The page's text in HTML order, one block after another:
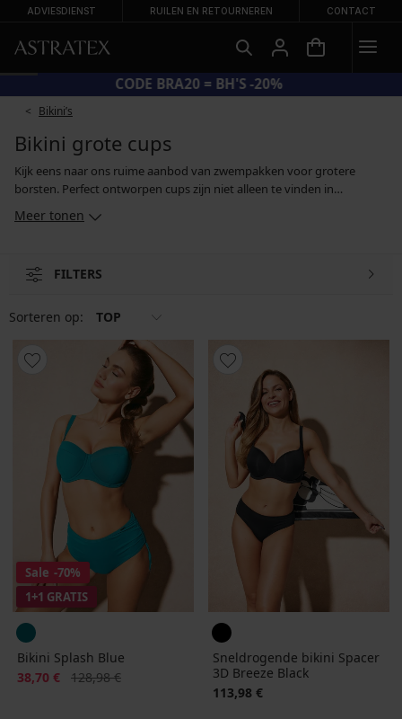
ADVIESDIENST RUILEN EN RETOURNEREN CONTACT
CODE BRA20 = BH'S -20%
Bikini’s
Bikini grote cups
Kijk eens naar ons ruime aanbod van zwempakken voor grotere
borsten. Perfect ontworpen cups zijn niet alleen te vinden in
en eendelige modellen die ontworpen zijn voor rondborstige
dat zijn eigenschappen niet verliest, ook niet als het nat is.
Meer tonen
FILTERS
Sorteren op: TOP
Sale -70%
1+1 GRATIS
Bikini Splash Blue
Korting
38,70 € Oorspronkelijke prijs
128,98 €
Sneldrogende bikini Spacer
3D Breeze Black
113,98 €